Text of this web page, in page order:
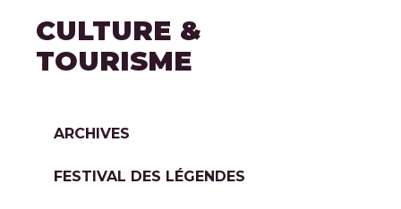
CULTURE &
TOURISME
ARCHIVES
FESTIVAL DES LÉGENDES